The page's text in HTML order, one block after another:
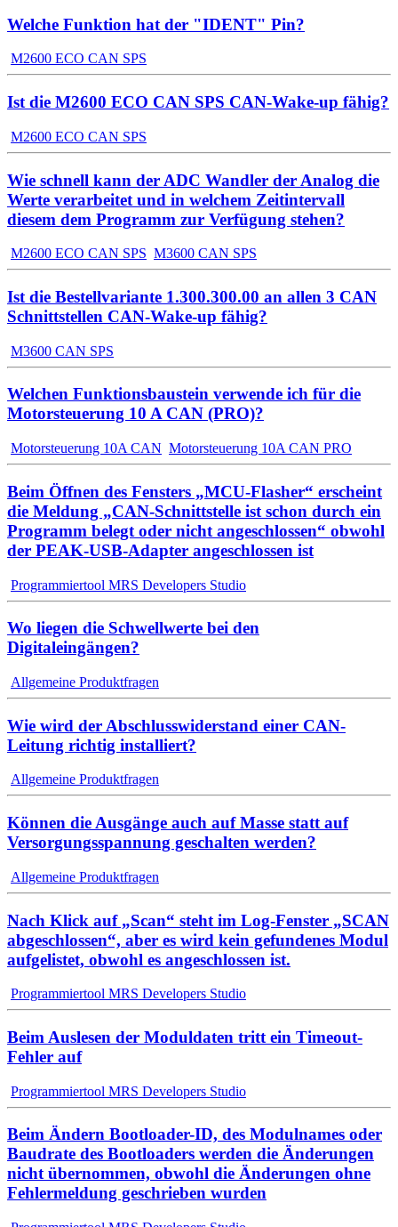
Welche Funktion hat der "IDENT" Pin?
M2600 ECO CAN SPS
Ist die M2600 ECO CAN SPS CAN-Wake-up fähig?
M2600 ECO CAN SPS
Wie schnell kann der ADC Wandler der Analog die
Werte verarbeitet und in welchem Zeitintervall
diesem dem Programm zur Verfügung stehen?
M2600 ECO CAN SPS M3600 CAN SPS
Ist die Bestellvariante 1.300.300.00 an allen 3 CAN
Schnittstellen CAN-Wake-up fähig?
M3600 CAN SPS
Welchen Funktionsbaustein verwende ich für die
Motorsteuerung 10 A CAN (PRO)?
Motorsteuerung 10A CAN Motorsteuerung 10A CAN PRO
Beim Öffnen des Fensters „MCU-Flasher“ erscheint
die Meldung „CAN-Schnittstelle ist schon durch ein
Programm belegt oder nicht angeschlossen“ obwohl
der PEAK-USB-Adapter angeschlossen ist
Programmiertool MRS Developers Studio
Wo liegen die Schwellwerte bei den
Digitaleingängen?
Allgemeine Produktfragen
Wie wird der Abschlusswiderstand einer CAN-
Leitung richtig installiert?
Allgemeine Produktfragen
Können die Ausgänge auch auf Masse statt auf
Versorgungsspannung geschalten werden?
Allgemeine Produktfragen
Nach Klick auf „Scan“ steht im Log-Fenster „SCAN
abgeschlossen“, aber es wird kein gefundenes Modul
aufgelistet, obwohl es angeschlossen ist.
Programmiertool MRS Developers Studio
Beim Auslesen der Moduldaten tritt ein Timeout-
Fehler auf
Programmiertool MRS Developers Studio
Beim Ändern Bootloader-ID, des Modulnames oder
Baudrate des Bootloaders werden die Änderungen
nicht übernommen, obwohl die Änderungen ohne
Fehlermeldung geschrieben wurden